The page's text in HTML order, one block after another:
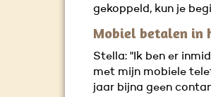
gekoppeld, kun je
Mobiel betalen in
Stella: "Ik ben er
met mijn mobiele
jaar bijna geen